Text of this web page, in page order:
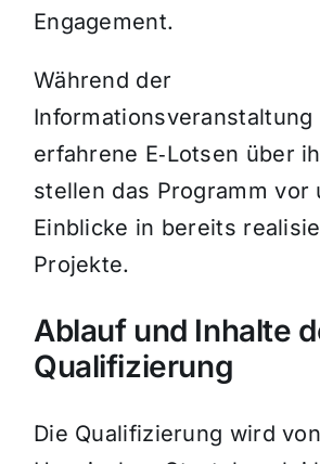
Engagement.
Während der
erfahrene E‑Lotsen über
stellen das Programm vor
Einblicke in bereits
Projekte.
Ablauf und Inhalte
Qualifizierung
Die Qualifizierung wird